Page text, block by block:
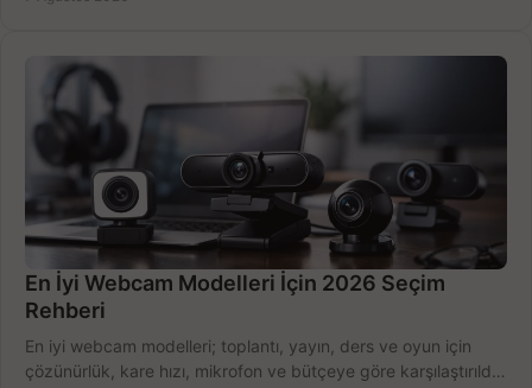
En İyi Webcam Modelleri İçin 2026 Seçim
Rehberi
En iyi webcam modelleri; toplantı, yayın, ders ve oyun için
çözünürlük, kare hızı, mikrofon ve bütçeye göre karşılaştırıldı.